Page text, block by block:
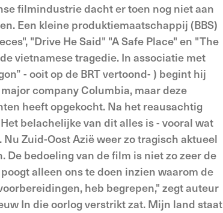
filmindustrie dacht er toen nog niet aan
Een kleine produktiemaatschappij (BBS)
"Drive He Said" "A Safe Place" en "The
vietnamese tragedie. In associatie met
- ooit op de BRT vertoond- ) begint hij
company Columbia, maar deze
heeft opgekocht. Na het reausachtig
belachelijke van dit alles is - vooral wat
Zuid-Oost Azië weer zo tragisch aktueel
bedoeling van de film is niet zo zeer de
alleen ons te doen inzien waarom de
heb begrepen," zegt auteur
In die oorlog verstrikt zat. Mijn land staat